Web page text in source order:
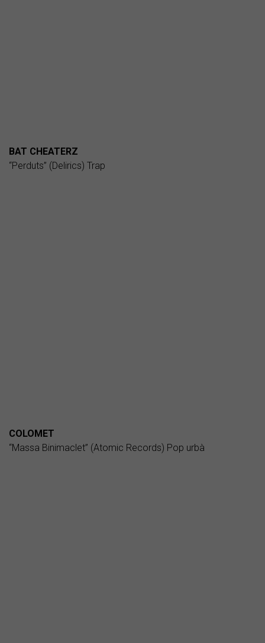
BAT CHEATERZ
“Perduts” (Delirics) Trap
COLOMET
“Massa Binimaclet” (Atomic Records) Pop urbà